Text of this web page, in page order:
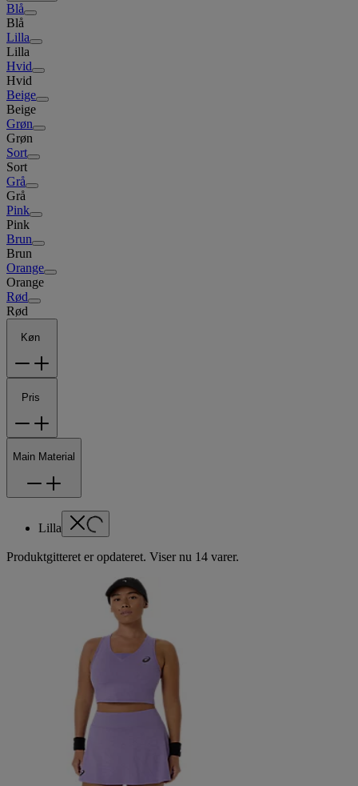
Blå
Blå
Lilla
Lilla
Hvid
Hvid
Beige
Beige
Grøn
Grøn
Sort
Sort
Grå
Grå
Pink
Pink
Brun
Brun
Orange
Orange
Rød
Rød
Køn
Pris
Main Material
Lilla
Produktgitteret er opdateret. Viser nu 14 varer.